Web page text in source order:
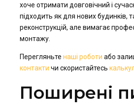
хоче отримати довговічний і
підходить як для нових будинків,
реконструкцій, але вимагає
монтажу.
Перегляньте наші роботи або
контакти чи скористайтесь
Поширені